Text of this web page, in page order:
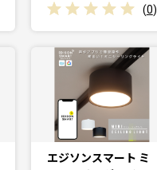
(0)
エジソンスマート ミ